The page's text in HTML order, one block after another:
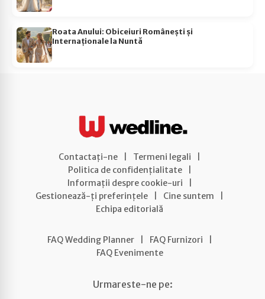
Roata Anului: Obiceiuri Românești și
Internaționale la Nuntă
Contactați-ne Termeni legali
Politica de confidențialitate
Informații despre cookie-uri
Gestionează-ți preferințele
Cine suntem
Echipa editorială
FAQ Wedding Planner FAQ Furnizori
FAQ Evenimente
Urmareste-ne pe: